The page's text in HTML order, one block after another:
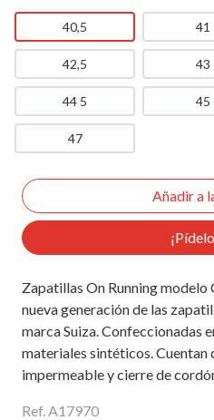
40,5 41
42,5 43
44 5 45
47
Zapatillas On Running
nueva generación de las
marca Suiza. Confeccionadas
materiales sintéticos.
impermeable y cierre de
Ref. A17970